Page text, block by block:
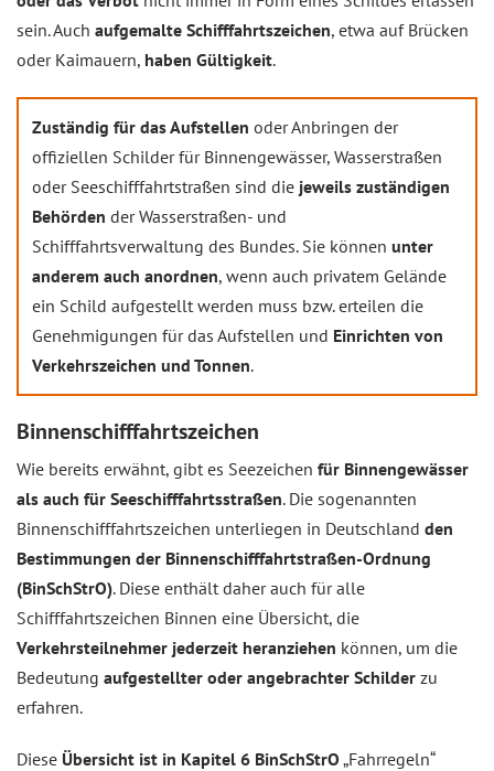
sein. Auch aufgemalte Schifffahrtszeichen, etwa auf Brücken
oder Kaimauern, haben Gültigkeit.
Zuständig für das Aufstellen oder Anbringen der
offiziellen Schilder für Binnengewässer, Wasserstraßen
oder Seeschifffahrtstraßen sind die jeweils zuständigen
Behörden der Wasserstraßen- und
Schifffahrtsverwaltung des Bundes. Sie können unter
anderem auch anordnen, wenn auch privatem Gelände
ein Schild aufgestellt werden muss bzw. erteilen die
Genehmigungen für das Aufstellen und Einrichten von
Verkehrszeichen und Tonnen.
Binnenschifffahrtszeichen
Wie bereits erwähnt, gibt es Seezeichen für Binnengewässer
als auch für Seeschifffahrtsstraßen. Die sogenannten
Binnenschifffahrtszeichen unterliegen in Deutschland den
Bestimmungen der Binnenschifffahrtstraßen-Ordnung
(BinSchStrO). Diese enthält daher auch für alle
Schifffahrtszeichen Binnen eine Übersicht, die
Verkehrsteilnehmer jederzeit heranziehen können, um die
Bedeutung aufgestellter oder angebrachter Schilder zu
erfahren.
Diese Übersicht ist in Kapitel 6 BinSchStrO „Fahrregeln“